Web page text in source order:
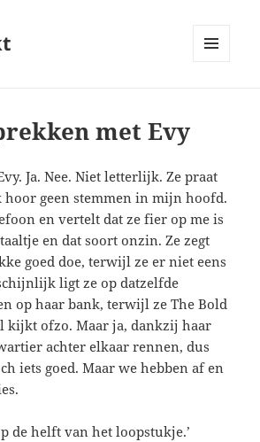
met Evy
Ja. Nee. Niet letterlijk. Ze praat
hoor geen stemmen in mijn hoofd.
en vertelt dat ze fier op me is
en dat soort onzin. Ze zegt
goed doe, terwijl ze er niet eens
ligt ze op datzelfde
op haar bank, terwijl ze The Bold
kijkt ofzo. Maar ja, dankzij haar
achter elkaar rennen, dus
iets goed. Maar we hebben af en
de helft van het loopstukje.’